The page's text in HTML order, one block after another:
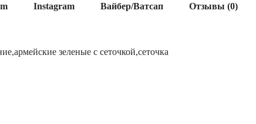
Instagram Вайбер/Ватсап Отзывы (0)
зеленые с сеточкой,сеточка